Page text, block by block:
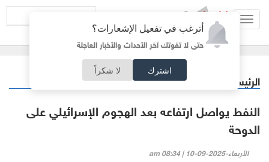
أترغب في تفعيل الإشعارات؟
حتى لا تفوتك آخر الأحداث والأخبار العاجلة
اشترك لا شكراً
الرئيسية
النفط يواصل ارتفاعه بعد الهجوم الإسرائيلي على
الدوحة
الأربعاء-2025-09-10 | 08:34 am